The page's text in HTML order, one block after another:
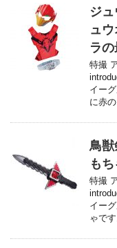
ジ
ュ
ラ
特撮
イー
に赤
鳥獣
も
特撮
イー
ゃで